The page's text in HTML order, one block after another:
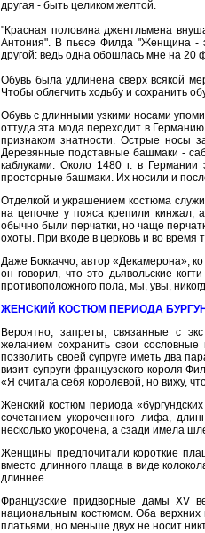
другая - быть целиком желтой.
"Красная половина джентльмена
Антония". В пьесе Филда "Женщина -
другой: ведь одна обошлась мне на 20
Обувь была удлинена сверх всякой
Чтобы облегчить ходьбу и сохранить
Обувь с длинными узкими носами
оттуда эта мода переходит в
признаком знатности. Острые носы
Деревянные подставные башмаки -
каблуками. Около 1480 г. в
просторные башмаки. Их носили и
Отделкой и украшением костюма
на цепочке у пояса крепили кинжал,
обычно были перчатки, но чаще
охоты. При входе в церковь и во время
Даже Боккаччо, автор «Декамерона»,
он говорил, что это дьявольские
противоположного пола, мы, увы,
ЖЕНСКИЙ КОСТЮМ ПЕРИОДА
Вероятно, запреты, связанные с
желанием сохранить свои сословные
позволить своей супруге иметь два
визит супруги французского короля
«Я считала себя королевой, но вижу,
Женский костюм периода
сочетанием укороченного лифа,
несколько укорочена, а сзади имела
Женщины предпочитали короткие
вместо длинного плаща в виде
длиннее.
Французские придворные дамы XV
национальным костюмом. Оба
платьями, но меньше двух не носит